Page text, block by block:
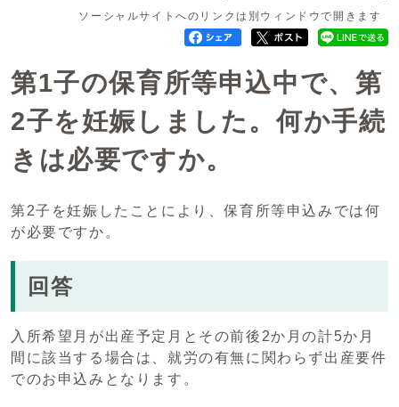
ソーシャルサイトへのリンクは別ウィンドウで開きます
第1子の保育所等申込中で、第
2子を妊娠しました。何か手続
きは必要ですか。
第2子を妊娠したことにより、保育所等申込みでは何
が必要ですか。
回答
入所希望月が出産予定月とその前後2か月の計5か月
間に該当する場合は、就労の有無に関わらず出産要件
でのお申込みとなります。